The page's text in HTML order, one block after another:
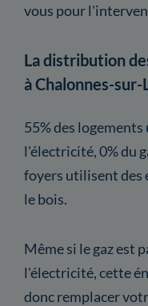
vous pour
La distribution
à Chalonnes-sur-
55% des
l'électricité, 0% du
foyers utilisent des
le bois.
Même si le gaz est
l'électricité, cette
donc remplacer